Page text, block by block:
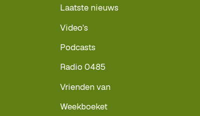
Laatste nieuws
Video's
Podcasts
Radio 0485
Vrienden van
Weekboeket